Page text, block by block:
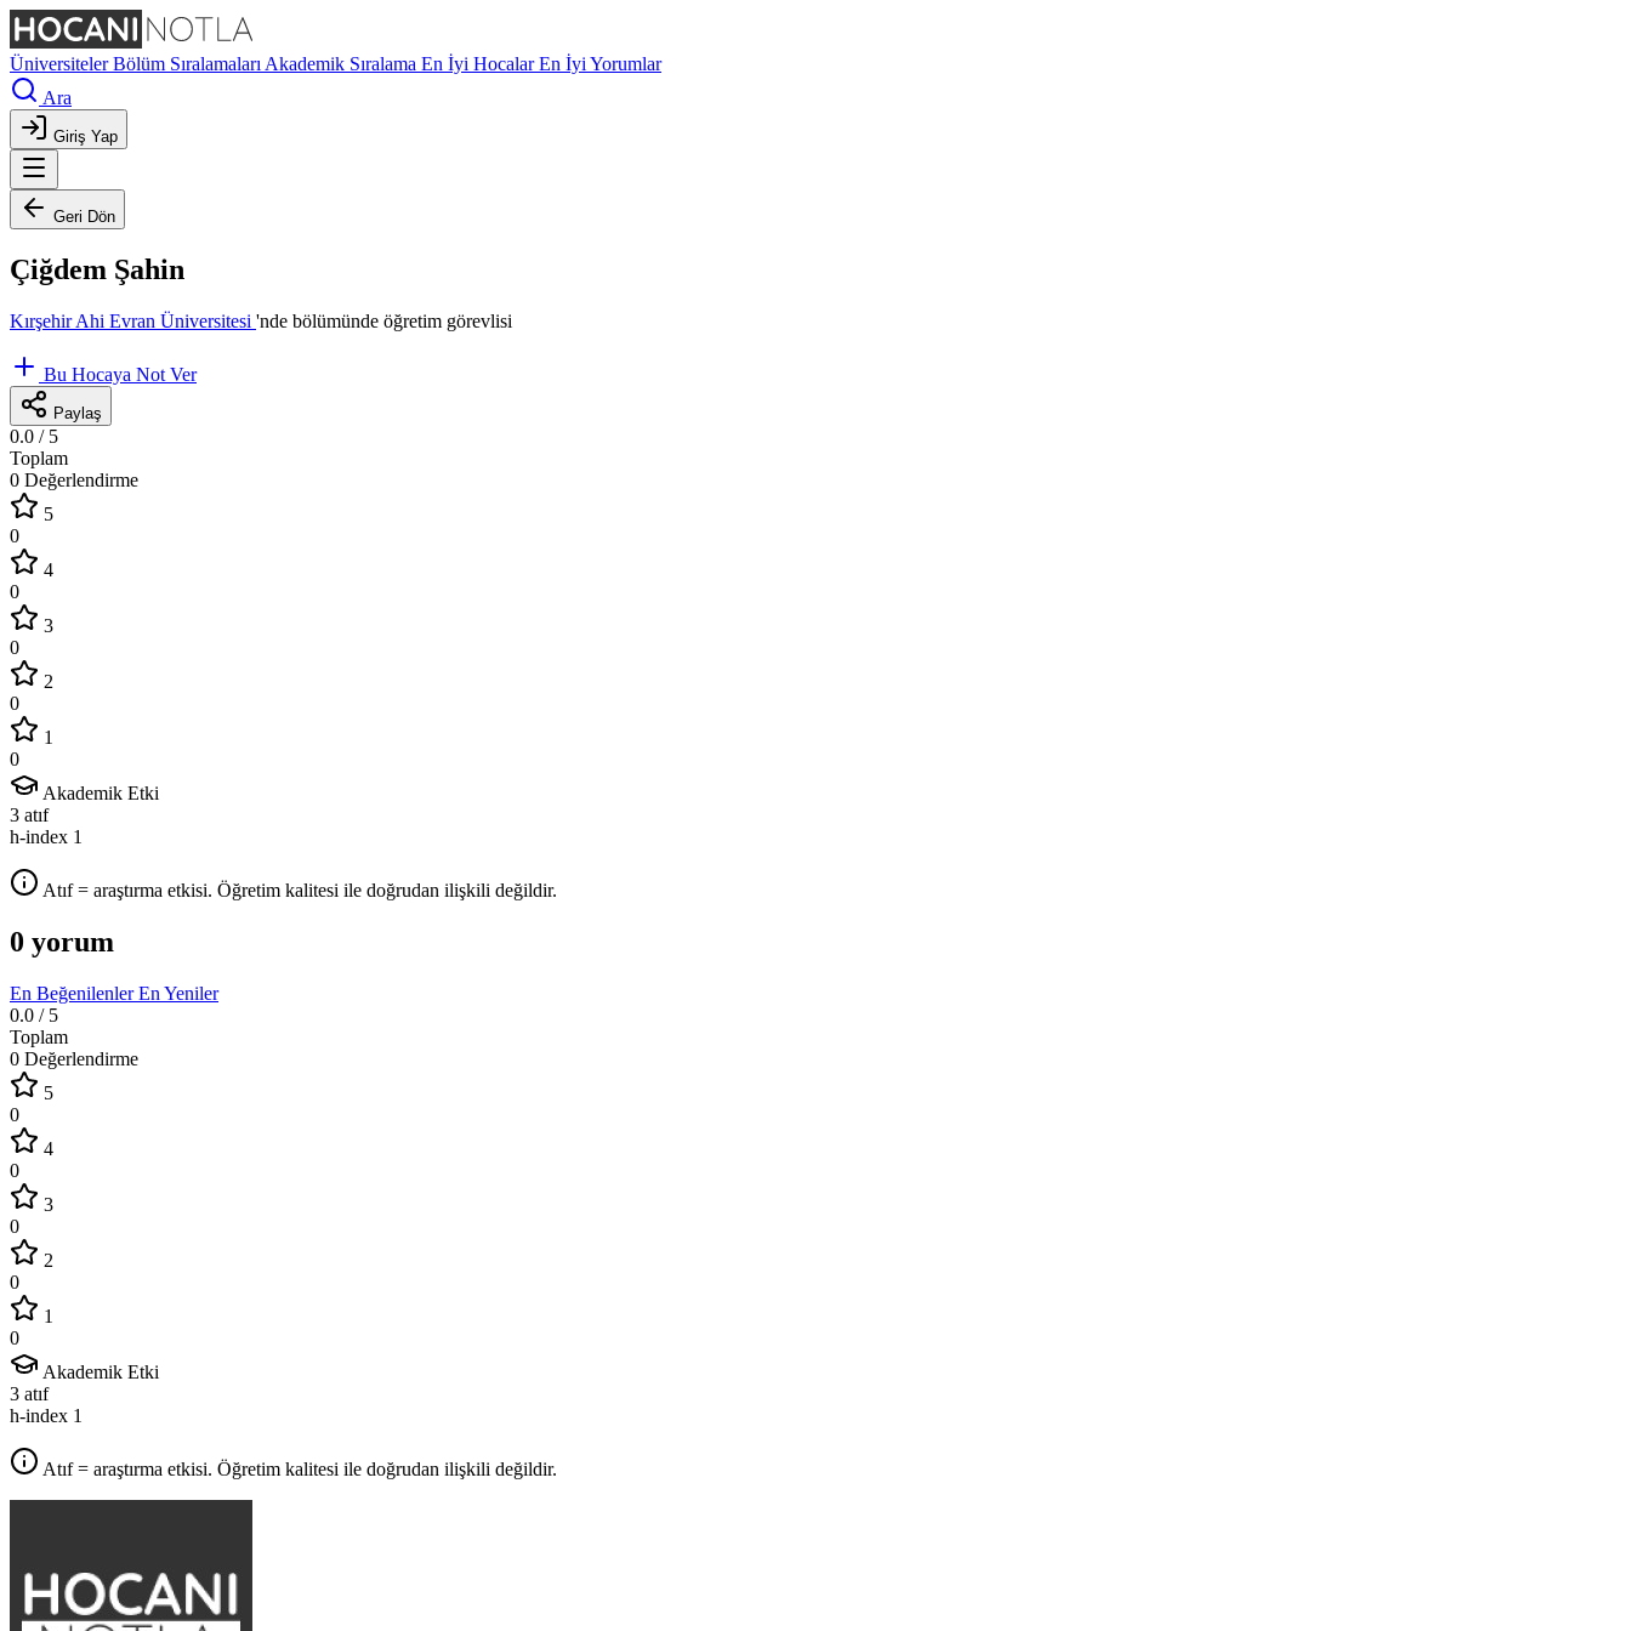
ÜniversitelerBölüm Sıralamaları Akademik Sıralama En İyi HocalarEn İyi Yorumlar
Ara
Giriş Yap
Geri Dön
Çiğdem Şahin
Kırşehir Ahi Evran Üniversitesi 'nde bölümünde öğretim görevlisi
Bu Hocaya Not Ver
Paylaş
0.0 / 5
Toplam
0 Değerlendirme
5
0
4
0
3
0
2
0
1
0
Akademik Etki
3 atıf
h-index 1
Atıf = araştırma etkisi. Öğretim kalitesi ile doğrudan ilişkili değildir.
0 yorum
En BeğenilenlerEn Yeniler
0.0 / 5
Toplam
0 Değerlendirme
5
0
4
0
3
0
2
0
1
0
Akademik Etki
3 atıf
h-index 1
Atıf = araştırma etkisi. Öğretim kalitesi ile doğrudan ilişkili değildir.